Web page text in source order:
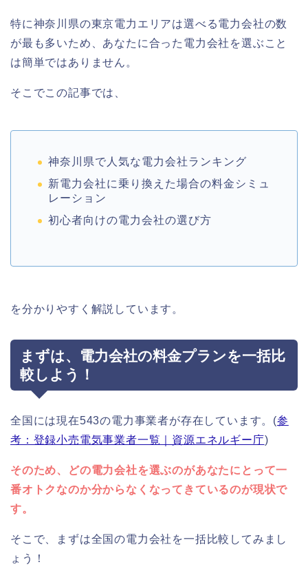
特に神奈川県の東京電力エリアは選べる電力会社の数
が最も多いため、あなたに合った電力会社を選ぶこと
は簡単ではありません。
そこでこの記事では、
神奈川県で人気な電力会社ランキング
新電力会社に乗り換えた場合の料金シミュ
レーション
初心者向けの電力会社の選び方
を分かりやすく解説しています。
まずは、電力会社の料金プランを一括比
較しよう！
全国には現在543の電力事業者が存在しています。(参
考：登録小売電気事業者一覧｜資源エネルギー庁)
そのため、どの電力会社を選ぶのがあなたにとって一
番オトクなのか分からなくなってきているのが現状で
す。
そこで、まずは全国の電力会社を一括比較してみまし
ょう！